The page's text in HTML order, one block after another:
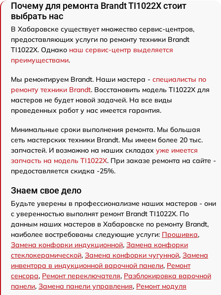
Почему для ремонта Brandt TI1022X стоит
выбрать нас
В Хабаровске существует множество сервис-центров,
предоставляющих услуги по ремонту техники Brandt
TI1022X. Однако наш сервис-центр выделяется
преимуществами.
Мы ремонтируем Brandt. Наши мастера - специалисты по
ремонту техники Brandt. Восстановить модель TI1022X для
мастеров не будет новой задачей. На все виды
проведенных работ у нас имеется гарантия.
Минимальные сроки выполнения ремонта. Мы большая
сеть мастерских техники Brandt. Мы имеем более 20 тыс.
запчастей. И возможно на наших складах уже имеется
запчасть на модель TI1022X. При заказе ремонта на сайте -
предоставляется скидка -25%.
Знаем свое дело
Будьте уверены в профессионализме наших мастеров - они
с уверенностью выполнят ремонт Brandt TI1022X. По
данным наших мастеров в Хабаровске по ремонту Brandt,
наиболее востребованы следующие услуги: Прошивка,
Замена конфорки индукционной, Замена конфорки
стеклокерамической, Замена конфорки чугунной, Замена
инвентора в индукционной варочной панели, Ремонт
сенсора, Ремонт переключателя, Разблокировка варочной
панели, Замена панели управления, Ремонт модуля